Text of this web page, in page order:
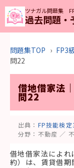
ツナガル問題集
過去問題・
問題集TOP › FP3
問22
借地借家法
問22
出典： FP技能検
分野： 不動産 ／
借地借家法によ
約）は、賃貸借